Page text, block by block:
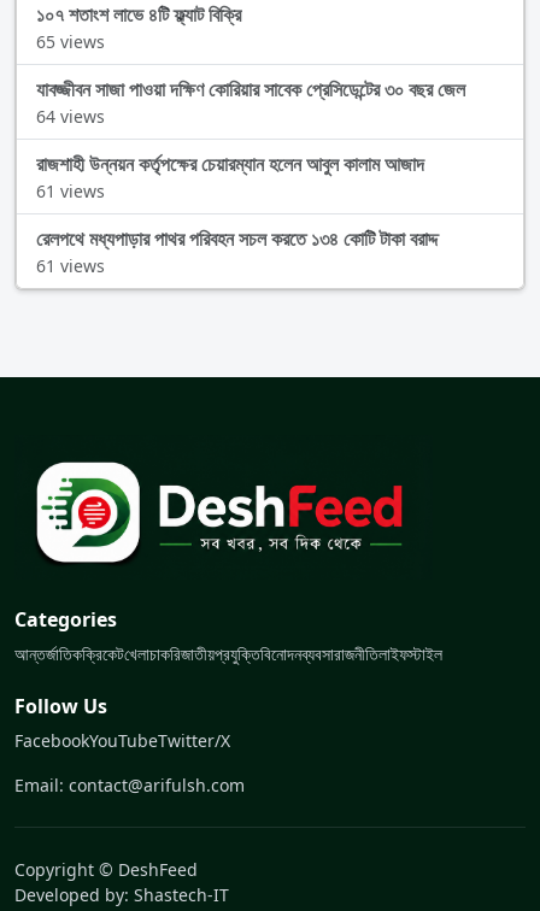
১০৭ শতাংশ লাভে ৪টি ফ্ল্যাট বিক্রি
65 views
যাবজ্জীবন সাজা পাওয়া দক্ষিণ কোরিয়ার সাবেক প্রেসিডেন্টের ৩০ বছর জেল
64 views
রাজশাহী উন্নয়ন কর্তৃপক্ষের চেয়ারম্যান হলেন আবুল কালাম আজাদ
61 views
রেলপথে মধ্যপাড়ার পাথর পরিবহন সচল করতে ১৩৪ কোটি টাকা বরাদ্দ
61 views
Categories
আন্তর্জাতিকক্রিকেটখেলাচাকরিজাতীয়প্রযুক্তিবিনোদনব্যবসারাজনীতিলাইফস্টাইল
Follow Us
FacebookYouTubeTwitter/X
Email: contact@arifulsh.com
Copyright © DeshFeed
Developed by: Shastech-IT